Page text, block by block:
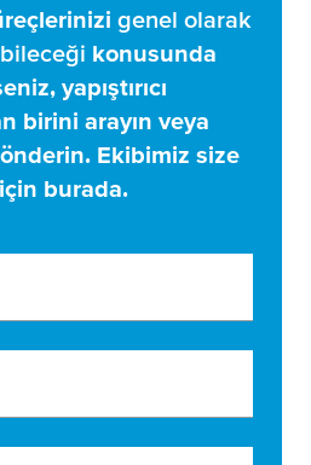
genel olarak
konusunda
yapıştırıcı
birini arayın veya
Ekibimiz size
burada.